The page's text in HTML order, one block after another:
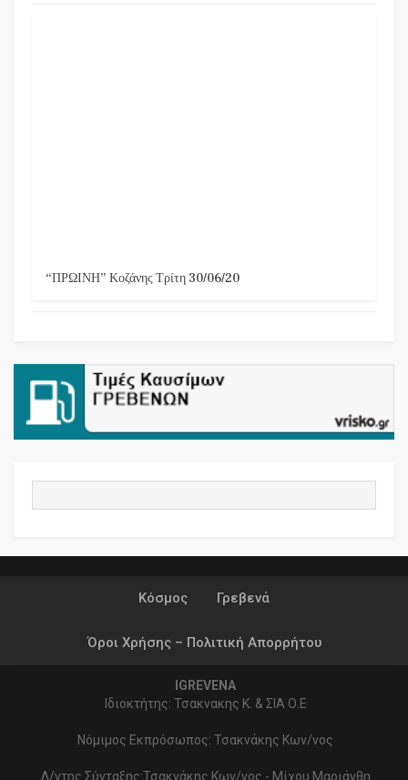
“ΠΡΩΙΝΗ” Κοζάνης Τρίτη 30/06/20
Κόσμος Γρεβενά
Όροι Χρήσης – Πολιτική Απορρήτου
IGREVENA
Ιδιοκτήτης: Τσακνακης Κ. & ΣΙΑ Ο.Ε
Νόμιμος Εκπρόσωπος: Τσακνάκης Κων/νος
Δ/ντης Σύνταξης:Τσακνάκης Κων/νος - Μίχου Μαριάνθη